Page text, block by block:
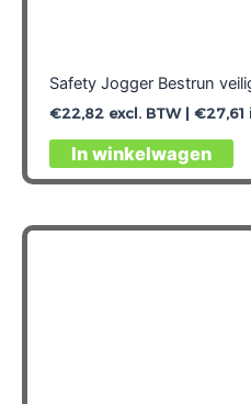
Safety Jogger Bestrun
€22,82excl. BTW | €27,61
In winkelwagen
Dit